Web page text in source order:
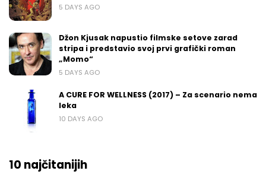
5 DAYS AGO
Džon Kjusak napustio filmske setove zarad
stripa i predstavio svoj prvi grafički roman
„Momo“
5 DAYS AGO
A CURE FOR WELLNESS (2017) – Za scenario nema
leka
10 DAYS AGO
10 najčitanijih